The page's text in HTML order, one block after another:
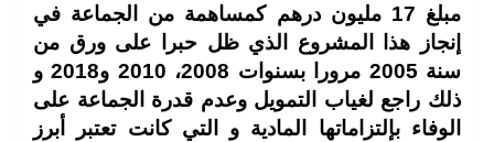
مبلغ 17 مليون درهم كمساهمة من الجماعة في
إنجاز هذا المشروع الذي ظل حبرا على ورق من
سنة 2005 مرورا بسنوات 2008، 2010 و2018 و
ذلك راجع لغياب التمويل وعدم قدرة الجماعة على
الوفاء بإلتزاماتها المادية و التي كانت تعتبر أبرز